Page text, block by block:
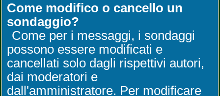
Come modifico o cancello un
sondaggio?
Come per i messaggi, i sondaggi
possono essere modificati e
cancellati solo dagli rispettivi autori,
dai moderatori e
dall'amministratore. Per modificare